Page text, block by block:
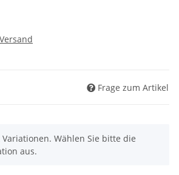
Versand
Frage zum Artikel
Wählen Sie bitte die
aus.